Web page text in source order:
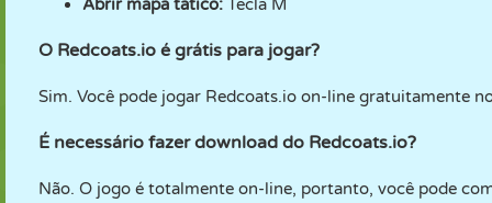
Abrir mapa tático: Tecla M
O Redcoats.io é grátis para jogar?
Sim. Você pode jogar Redcoats.io on-line gratuitamente
É necessário fazer download do Redcoats.io?
Não. O jogo é totalmente on-line, portanto, você pode